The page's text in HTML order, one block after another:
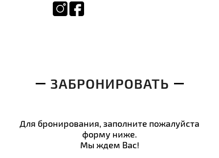
ЗАБРОНИРОВАТЬ
Для бронирования, заполните пожалуйста
форму ниже.
Мы ждем Вас!
Введен недействительный тип данных
Введен недействительный тип данных
Введен недействительный тип данных